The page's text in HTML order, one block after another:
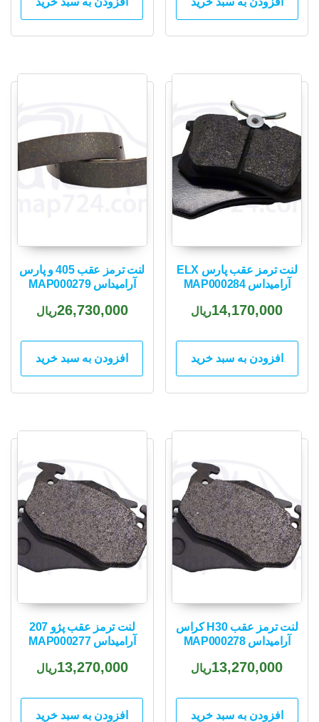
لنت ترمز عقب پارس ELX
آرامیداس MAP000284
14,170,000ریال
افزودن به سبد خرید
لنت ترمز عقب 405 و پارس
آرامیداس MAP000279
26,730,000ریال
افزودن به سبد خرید
لنت ترمز عقب H30 کراس
آرامیداس MAP000278
13,270,000ریال
افزودن به سبد خرید
لنت ترمز عقب پژو 207
آرامیداس MAP000277
13,270,000ریال
افزودن به سبد خرید